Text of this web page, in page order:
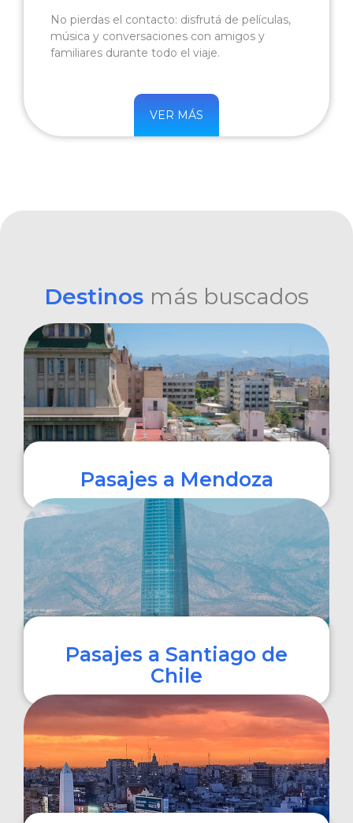
No pierdas el contacto: disfrutá de películas,
música y conversaciones con amigos y
familiares durante todo el viaje.
VER MÁS
Destinos más buscados
Pasajes a Mendoza
COMPRAR
Pasajes a Santiago de
Chile